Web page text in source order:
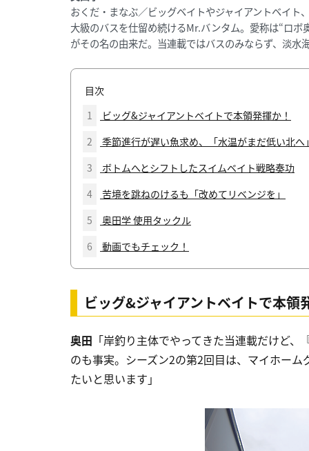
おくだ・まなぶ／ビッグベイトやジャイアントベイ
大級のバスを仕留め続けるMr.バンタム。愛称は“ロ
がその名の由来だ。当連載ではバスのみならず、淡
目次
1
ビッグ&ジャイアントベイトで本領発揮か！
2
季節進行が遅い魚求め、「水温がまだ低い北へ
3
ボトムへとシフトしたスイムベイト戦略奏功
4
苦境を跳ねのけるも「改めてリベンジを」
5
奥田学 使用タックル
6
動画でもチェック！
ビッグ&ジャイアントベイトで本領
奥田 「岸釣り主体でやってきた当連載だけど
のも事実。シーズン2の第2回目は、マイホー
たいと思います」